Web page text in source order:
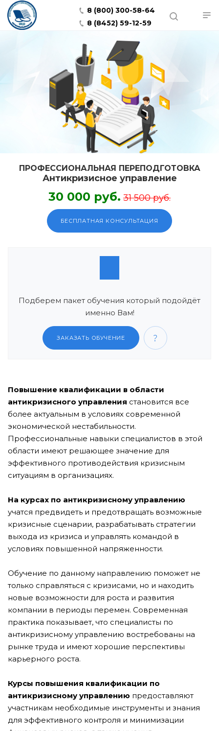
8 (800) 300-58-64
8 (8452) 59-12-59
ПРОФЕССИОНАЛЬНАЯ ПЕРЕПОДГОТОВКА
Антикризисное управление
30 000 руб. 31 500 руб.
БЕСПЛАТНАЯ КОНСУЛЬТАЦИЯ
Подберем пакет обучения который подойдёт
именно Вам!
ЗАКАЗАТЬ ОБУЧЕНИЕ
Повышение квалификации в области
антикризисного управления становится все
более актуальным в условиях современной
экономической нестабильности.
Профессиональные навыки специалистов в этой
области имеют решающее значение для
эффективного противодействия кризисным
ситуациям в организациях.
На курсах по антикризисному управлению
учатся предвидеть и предотвращать возможные
кризисные сценарии, разрабатывать стратегии
выхода из кризиса и управлять командой в
условиях повышенной напряженности.
Обучение по данному направлению поможет не
только справляться с кризисами, но и находить
новые возможности для роста и развития
компании в периоды перемен. Современная
практика показывает, что специалисты по
антикризисному управлению востребованы на
рынке труда и имеют хорошие перспективы
карьерного роста.
Курсы повышения квалификации по
антикризисному управлению предоставляют
участникам необходимые инструменты и знания
для эффективного контроля и минимизации